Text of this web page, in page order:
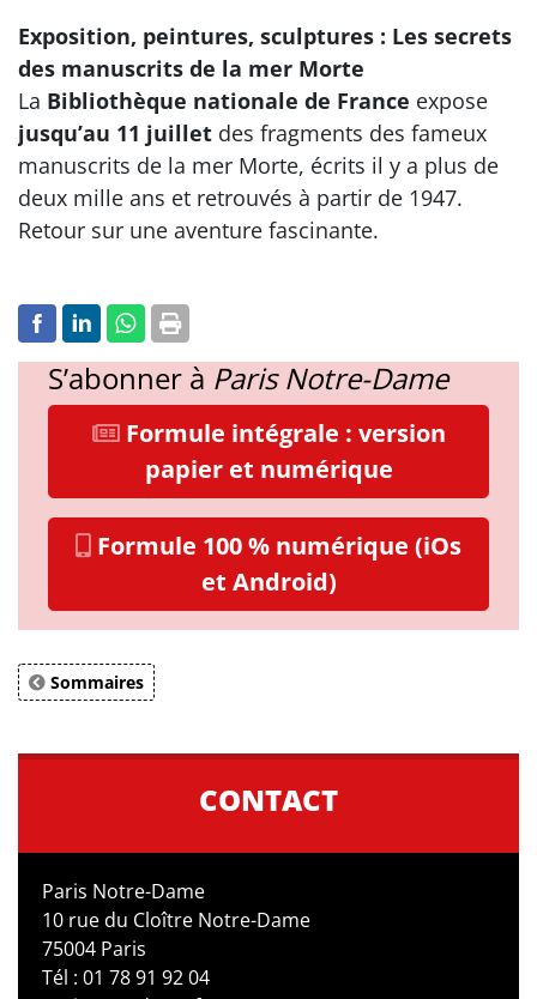
Exposition, peintures, sculptures : Les secrets
des manuscrits de la mer Morte
La Bibliothèque nationale de France expose
jusqu’au 11 juillet des fragments des fameux
manuscrits de la mer Morte, écrits il y a plus de
deux mille ans et retrouvés à partir de 1947.
Retour sur une aventure fascinante.
S’abonner à Paris Notre-Dame
Formule intégrale : version
papier et numérique
Formule 100 % numérique (iOs
et Android)
Sommaires
CONTACT
Paris Notre-Dame
10 rue du Cloître Notre-Dame
75004 Paris
Tél : 01 78 91 92 04